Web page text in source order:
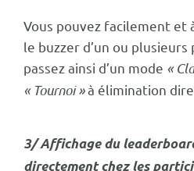
Vous pouvez facilement
le buzzer d’un ou plusieurs
passez ainsi d’un mode «
« Tournoi »à élimination
3/ Affichage du
directement chez les